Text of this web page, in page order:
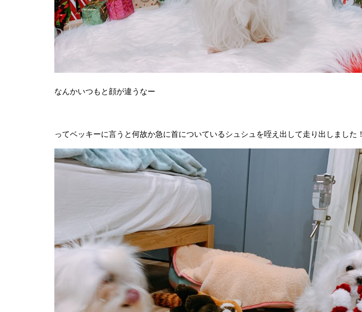
なんかいつもと顔が違うなー
ってベッキーに言うと何故か急に首についているシュシュを咥え出して走り出しました！